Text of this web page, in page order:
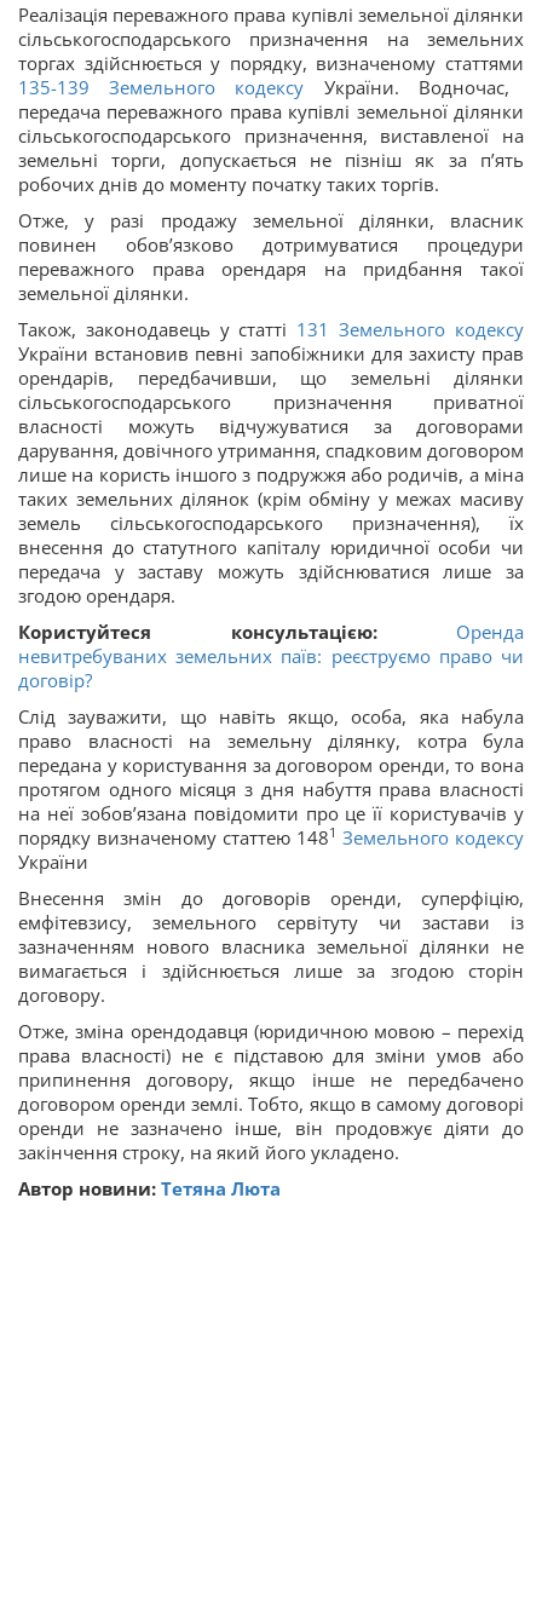
Реалізація переважного права купівлі земельної ділянки
сільськогосподарського призначення на земельних
торгах здійснюється у порядку, визначеному статтями
135-139Земельного кодексу України. Водночас,
передача переважного права купівлі земельної ділянки
сільськогосподарського призначення, виставленої на
земельні торги, допускається не пізніш як за п’ять
робочих днів до моменту початку таких торгів.
Отже, у разі продажу земельної ділянки, власник
повинен обов’язково дотримуватися процедури
переважного права орендаря на придбання такої
земельної ділянки.
Також, законодавець у статті 131Земельного кодексу
України встановив певні запобіжники для захисту прав
орендарів, передбачивши, що земельні ділянки
сільськогосподарського призначення приватної
власності можуть відчужуватися за договорами
дарування, довічного утримання, спадковим договором
лише на користь іншого з подружжя або родичів, а міна
таких земельних ділянок (крім обміну у межах масиву
земель сільськогосподарського призначення), їх
внесення до статутного капіталу юридичної особи чи
передача у заставу можуть здійснюватися лише за
згодою орендаря.
Користуйтеся консультацією: Оренда
невитребуваних земельних паїв: реєструємо право чи
договір?
Слід зауважити, що навіть якщо, особа, яка набула
право власності на земельну ділянку, котра була
передана у користування за договором оренди, то вона
протягом одного місяця з дня набуття права власності
на неї зобов’язана повідомити про це її користувачів у
порядку визначеному статтею 1481 Земельного кодексу
України
Внесення змін до договорів оренди, суперфіцію,
емфітевзису, земельного сервітуту чи застави із
зазначенням нового власника земельної ділянки не
вимагається і здійснюється лише за згодою сторін
договору.
Отже, зміна орендодавця (юридичною мовою – перехід
права власності) не є підставою для зміни умов або
припинення договору, якщо інше не передбачено
договором оренди землі. Тобто, якщо в самому договорі
оренди не зазначено інше, він продовжує діяти до
закінчення строку, на який його укладено.
Автор новини: Тетяна Люта